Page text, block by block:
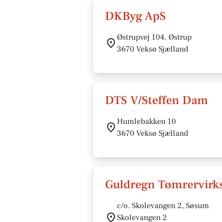
DKByg ApS
Østrupvej 104, Østrup
3670 Veksø Sjælland
DTS V/Steffen Dam
Humlebakken 10
3670 Veksø Sjælland
Guldregn
c/o. Skolevangen 2, Søsum
Skolevangen 2